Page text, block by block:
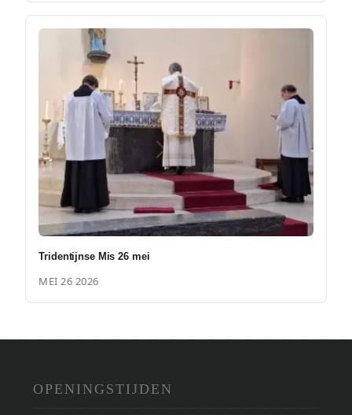
Tridentijnse Mis 26 mei
MEI 26 2026
OPENINGSTIJDEN